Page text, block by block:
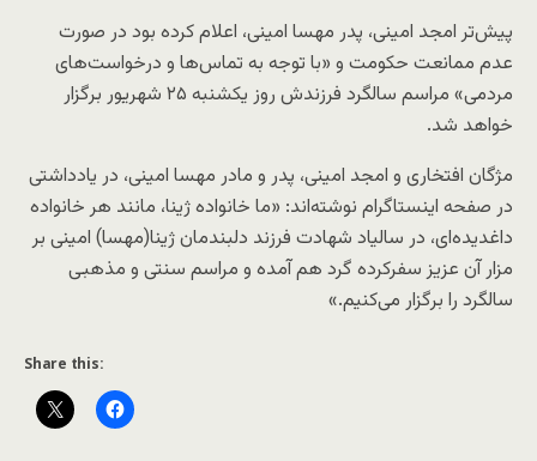
پیش‌تر امجد امینی، پدر مهسا امینی، اعلام کرده بود در صورت
عدم ممانعت حکومت و «با توجه به تماس‌ها و درخواست‌های
مردمی» مراسم سالگرد فرزندش روز یکشنبه ۲۵ شهریور برگزار
خواهد شد.
مژگان افتخاری و امجد امینی، پدر و مادر مهسا امینی، در یادداشتی
در صفحه اینستاگرام نوشته‌اند: «ما خانواده ژینا، مانند هر خانواده‌
داغدیده‌ای، در سالیاد شهادت فرزند دلبندمان ژینا(مهسا) امینی بر
مزار آن عزیز سفرکرده گرد هم آمده و مراسم سنتی و مذهبی
سالگرد را برگزار می‌کنیم.»
Share this: